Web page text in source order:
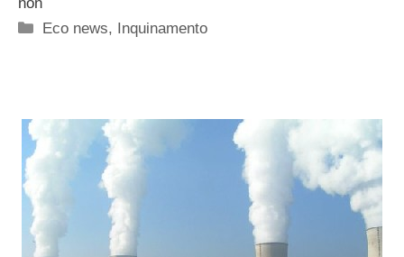
Categorie
Eco news, Inquinamento